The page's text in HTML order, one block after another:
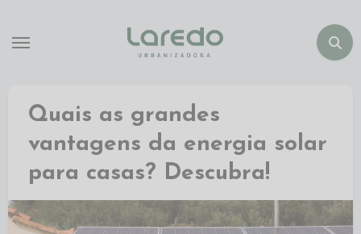
Quais as grandes
vantagens da energia solar
para casas? Descubra!